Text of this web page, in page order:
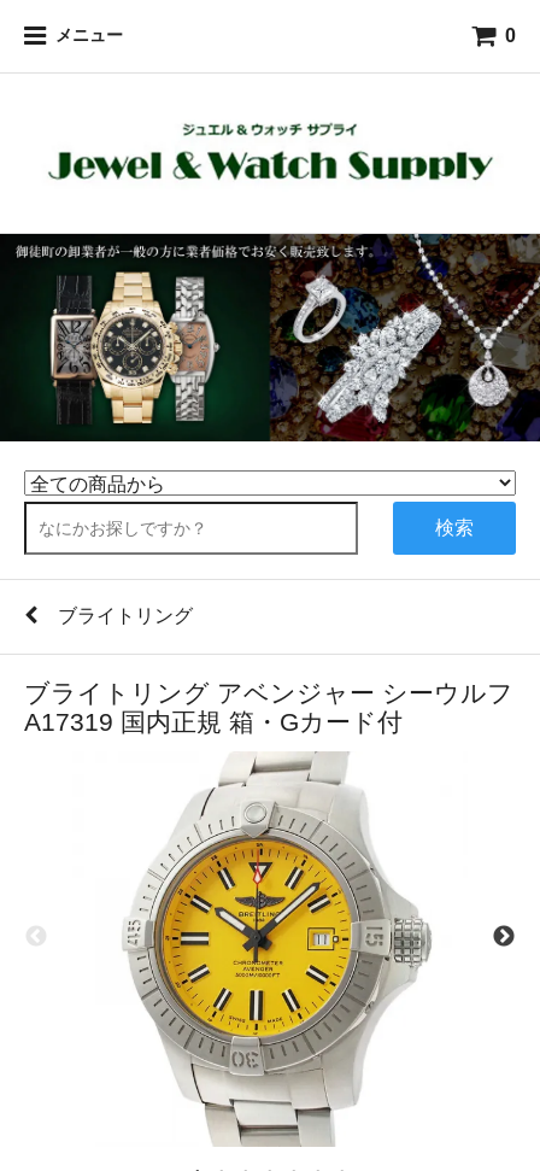
メニュー 0
検索
ブライトリング
ブライトリング アベンジャー シーウルフ
A17319 国内正規 箱・Gカード付